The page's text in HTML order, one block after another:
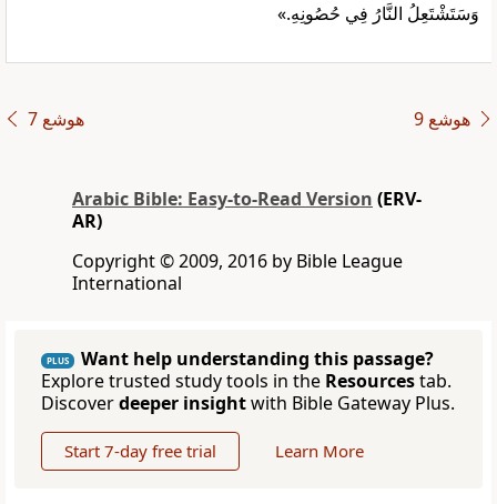
وَسَتَشْتَعِلُ النَّارُ فِي حُصُونِهِ.»
ﻫﻮﺷﻊ 7 ﻫﻮﺷﻊ 9
Arabic Bible: Easy-to-Read Version (ERV-
AR)
Copyright © 2009, 2016 by Bible League
International
PLUS
Want help understanding this passage?
Explore trusted study tools in the Resourcestab.
Discoverdeeper insightwith Bible Gateway Plus.
Start 7-day free trial Learn More